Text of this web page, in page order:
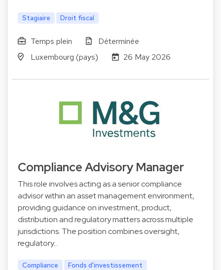
Stagiaire Droit fiscal
Temps plein
Déterminée
Luxembourg (pays)
26 May 2026
Compliance Advisory Manager
This role involves acting as a senior compliance
advisor within an asset management environment,
providing guidance on investment, product,
distribution and regulatory matters across multiple
jurisdictions. The position combines oversight,
regulatory…
Compliance
Fonds d'investissement